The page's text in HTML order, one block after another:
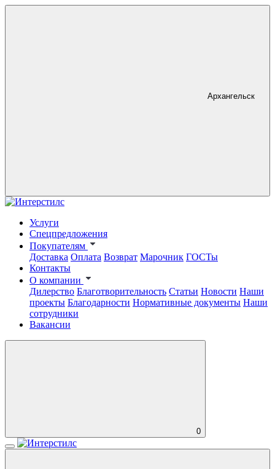
Архангельск
Услуги
Спецпредложения
Покупателям
Доставка Оплата Возврат Марочник ГОСТы
Контакты
О компании
Дилерство Благотворительность Статьи Новости Наши
проекты Благодарности Нормативные документы Наши
сотрудники
Вакансии
0